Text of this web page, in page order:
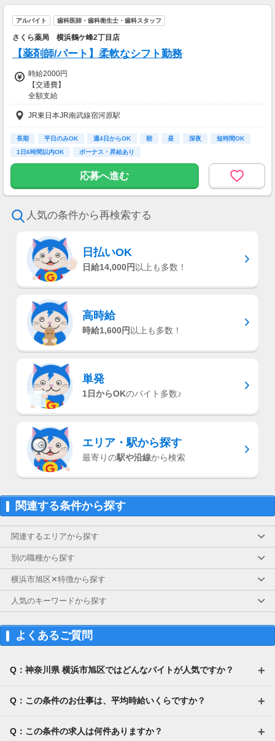
アルバイト 歯科医師・歯科衛生士・歯科スタッフ
さくら薬局 横浜鶴ケ峰2丁目店
【薬剤師/パート】柔軟なシフト勤務
時給2000円
【交通費】
全額支給
JR東日本JR南武線宿河原駅
長期 平日のみOK 週4日からOK 朝 昼 深夜
短時間OK
1日6時間以内OK
ボーナス・昇給あり
応募へ進む
人気の条件から再検索する
日払いOK
日給14,000円 以上も多数！
高時給
時給1,600円 以上も多数！
単発
1日からOKのバイト多数♪
エリア・駅から探す
最寄りの駅や沿線から検索
関連する条件から探す
関連するエリアから探す
別の職種から探す
横浜市旭区✕特徴から探す
人気のキーワードから探す
よくあるご質問
Q：神奈川県 横浜市旭区ではどんなバイトが人気ですか？
Q：この条件のお仕事は、平均時給いくらですか？
Q：この条件の求人は何件ありますか？